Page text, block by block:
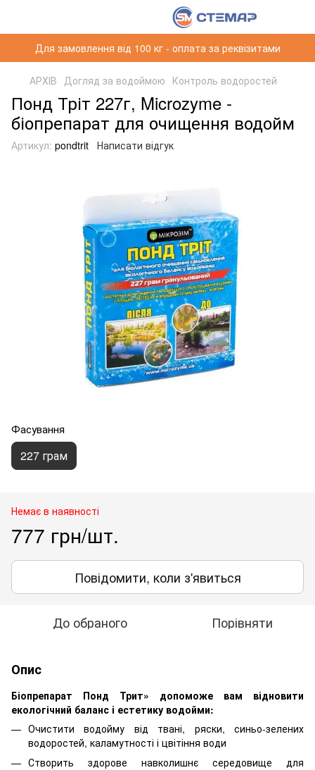
Для замовлення від 100 кг - оплата за реквізитами
АРХІВ Догляд за водоймою Контроль водоростей
Понд Тріт 227г, Microzyme -
біопрепарат для очищення водойм
Артикул: pondtrit Написати відгук
Фасування
227 грам
Немає в наявності
777 грн/шт.
Повідомити, коли з'явиться
До обраного Порівняти
Опис
Біопрепарат Понд Трит» допоможе вам відновити
екологічний баланс і естетику водойми:
Очистити водойму від твані, ряски, синьо-зелених
водоростей, каламутності і цвітіння води
Створить здорове навколишнє середовище для